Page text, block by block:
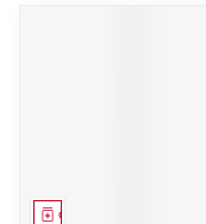
Geneesmiddel